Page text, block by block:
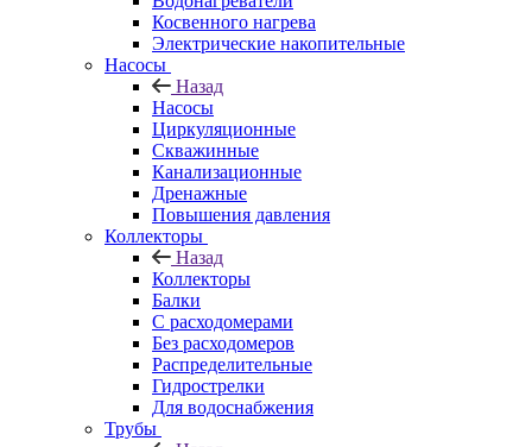
Косвенного нагрева
Электрические накопительные
Насосы
Назад
Насосы
Циркуляционные
Скважинные
Канализационные
Дренажные
Повышения давления
Коллекторы
Назад
Коллекторы
Балки
С расходомерами
Без расходомеров
Распределительные
Гидрострелки
Для водоснабжения
Трубы